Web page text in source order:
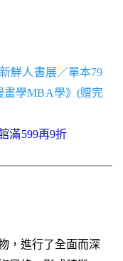
鮮人書展／單本79
畫學MBA學》(贈完
滿599再9折